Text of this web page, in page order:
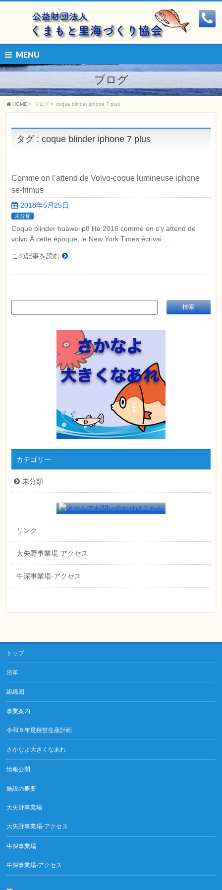
MENU
ブログ
HOME » ブログ » coque blinder iphone 7 plus
タグ : coque blinder iphone 7 plus
Comme on l’attend de Volvo-coque lumineuse iphone
se-frimus
2018年5月25日
未分類
Coque blinder huawei p8 lite 2016 comme on s’y attend de
volvo À cette époque, le New York Times écrivai …
この記事を読む
カテゴリー
未分類
リンク
大矢野事業場-アクセス
牛深事業場-アクセス
トップ
沿革
組織図
事業案内
令和８年度種苗生産計画
さかなよ大きくなあれ
情報公開
施設の概要
大矢野事業場
大矢野事業場-アクセス
牛深事業場
牛深事業場-アクセス